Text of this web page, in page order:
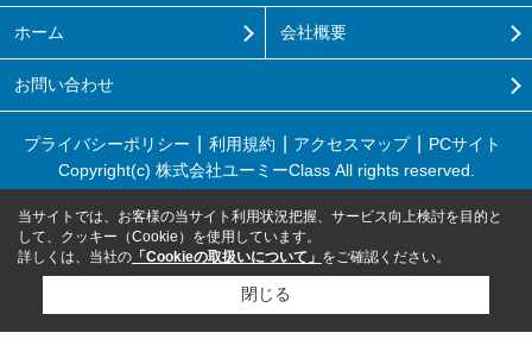
ホーム 会社概要
お問い合わせ
プライバシーポリシー 利用規約 アクセスマップ
PCサイト
Copyright(c) 株式会社ユーミーClass All rights reserved.
当サイトでは、お客様の当サイト利用状況把握、サービス向上検討を目的と
して、クッキー（Cookie）を使用しています。
詳しくは、当社の 「Cookieの取扱いについて」 をご確認ください。
閉じる